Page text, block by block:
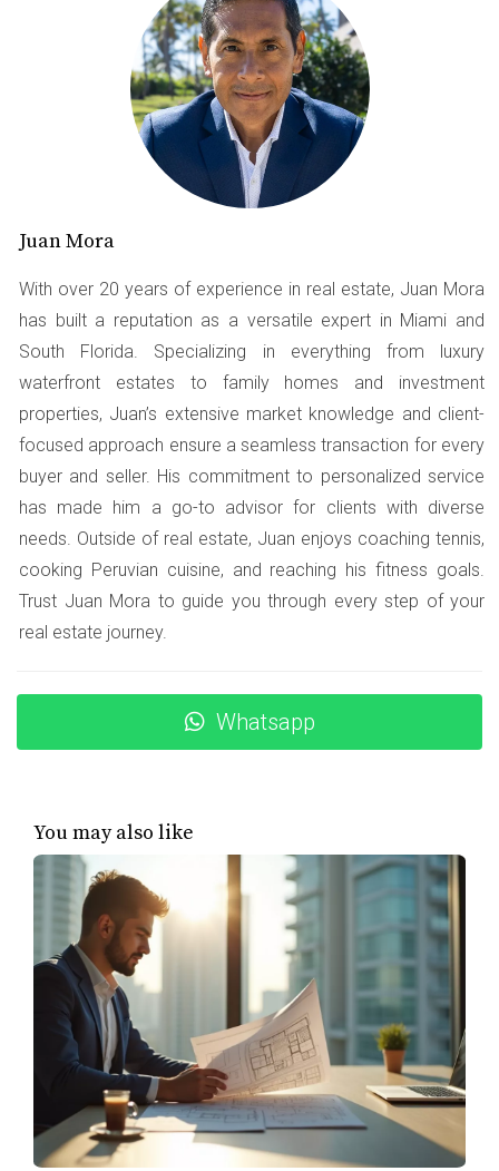
La familia Pérez comenzó su búsqueda de casa en enero.
Antes de eso, revisaron su historial crediticio y pagaron
algunas deudas pequeñas. Cuando solicitaron la
preaprobación en marzo, su puntaje crediticio había
mejorado notablemente. Esto les permitió acceder a
mejores tasas de interés y finalmente compraron una
Caso 2: Juan y Maria
Juan y Maria esperaron hasta que encontraron una
propiedad que les gustó antes de iniciar el proceso. No
tenían una idea clara sobre sus finanzas y se
sorprendieron al saber que necesitaban más
documentación de la que pensaban. Esto causó retrasos
y, al final, tuvieron que aceptar una tasa más alta porque
se les pasó el tiempo ideal para aplicar.
Caso 3: Ana y su primera compra
Ana decidió empezar a investigar sobre hipotecas seis
meses antes de buscar su casa. Asistió a talleres
educativos y habló con varios prestamistas. Gracias a
préstamo y obtuvo una tasa competitiva. Su experiencia
muestra que la educación es clave.
¡Consulta con un experto y evita sorpresas
desagradables!
No esperes más para dar el primer paso hacia
tu nueva casa.
Preguntas Frecuentes
¿Cuánto tiempo tarda el proceso de
aprobación?
Juan Mora
With over 20 years of experience in real estate, Juan Mora
has built a reputation as a versatile expert in Miami and
South Florida. Specializing in everything from luxury
waterfront estates to family homes and investment
properties, Juan’s extensive market knowledge and client-
focused approach ensure a seamless transaction for every
buyer and seller. His commitment to personalized service
has made him a go-to advisor for clients with diverse
needs. Outside of real estate, Juan enjoys coaching tennis,
cooking Peruvian cuisine, and reaching his fitness goals.
Trust Juan Mora to guide you through every step of your
real estate journey.
Whatsapp
You may also like